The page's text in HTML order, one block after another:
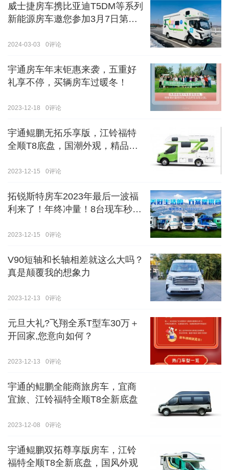
威士捷房车携比亚迪T5DM等系列
新能源房车邀您参加3月7日第八
2024-03-03 0评论
宇通房车年末钜惠来袭，五重好
礼享不停，买辆房车过暖冬！
2023-12-18 0评论
宇通鲲鹏无拓乐享版，江铃福特
全顺T8底盘，国潮外观，精品内
2023-12-15 0评论
拓锐斯特房车2023年最后一波福
利来了！年终冲量！8台现车秒杀
2023-12-15 0评论
V90短轴和长轴相差就这么大吗？
真是颠覆我的想象力
2023-12-13 0评论
元旦大礼?飞翔全系T型车30万＋
开回家,您意向如何？
2023-12-13 0评论
宇通的鲲鹏全能商旅房车，宜商
宜旅、江铃福特全顺T8全新底盘
2023-12-08 0评论
宇通鲲鹏双拓尊享版房车，江铃
福特全顺T8全新底盘，国风外观